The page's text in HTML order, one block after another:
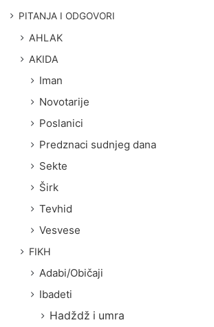
PITANJA I ODGOVORI
AHLAK
AKIDA
Iman
Novotarije
Poslanici
Predznaci sudnjeg dana
Sekte
Širk
Tevhid
Vesvese
FIKH
Adabi/Običaji
Ibadeti
Hadždž i umra